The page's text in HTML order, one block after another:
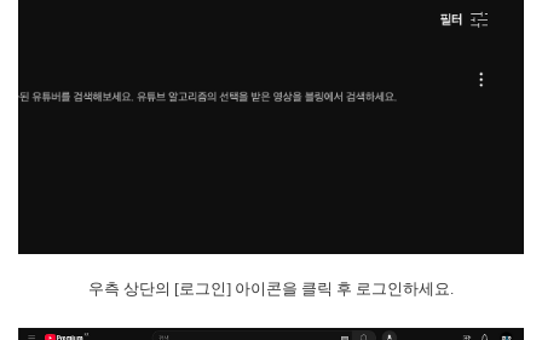
우측 상단의 [로그인] 아이콘을 클릭 후 로그인하세요.